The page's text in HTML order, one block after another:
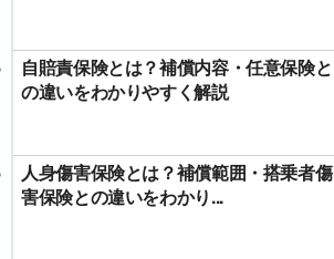
自賠責保険とは？補償内容・任意保険と
の違いをわかりやすく解説
人身傷害保険とは？補償範囲・搭乗者傷
害保険との違いをわかり...